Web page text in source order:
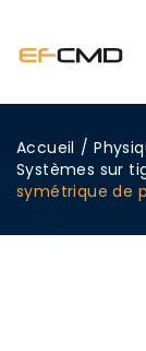
Accueil /
Systèmes sur
symétrique de